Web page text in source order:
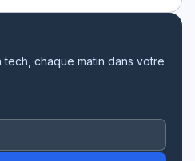
chaque matin dans votre